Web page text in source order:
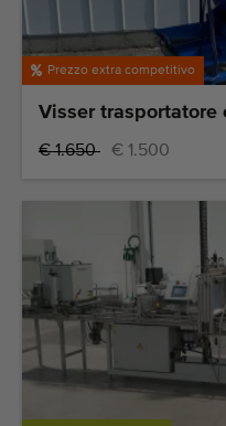
Prezzo extra competitivo
Visser trasportatore
€ 1.650 € 1.500